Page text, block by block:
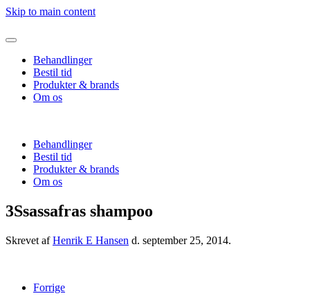
Skip to main content
Behandlinger
Bestil tid
Produkter & brands
Om os
Behandlinger
Bestil tid
Produkter & brands
Om os
3Ssassafras shampoo
Skrevet afHenrik E Hansen d. september 25, 2014.
Forrige